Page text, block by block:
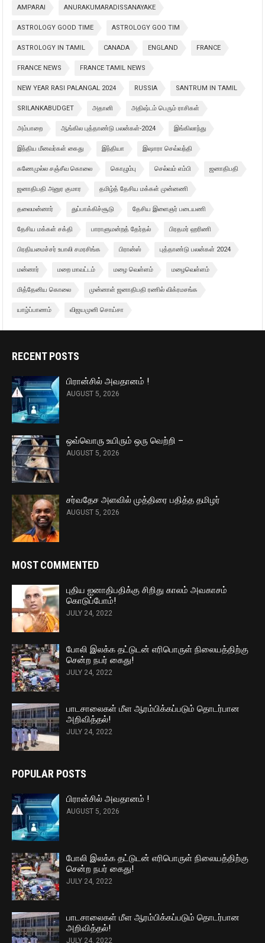
AMPARAI ANURAKUMARADISSANAYAKE
ASTROLOGY GOOD TIME ASTROLOGY GOO TIM
ASTROLOGY IN TAMIL CANADA ENGLAND FRANCE
FRANCE NEWS FRANCE TAMIL NEWS
NEW YEAR RASI PALANGAL 2024 RUSSIA SANTRUM IN TAMIL
SRILANKABUDGET அதானி அதிஷ்டம் பெரும் ராசிகள்
அம்பாறை ஆங்கில புத்தாண்டு பலன்கள்-2024 இங்கிலாந்து
இந்திய மீனவர்கள் கைது இந்தியா இஷாரா செவ்வந்தி
கணேமுல்ல சஞ்சீவ கொலை கொழும்பு செல்வம் எம்பி ஜனாதிபதி
ஜனாதிபதி அனுர குமார தமிழ்த் தேசிய மக்கள் முன்னணி
தலைமன்னார் துப்பாக்கிச்சூடு தேசிய இளைஞர் படையணி
தேசிய மக்கள் சக்தி பாராளுமன்றத் தேர்தல் பிரதமர் ஹரிணி
பிரதியமைச்சர் உபாலி சமரசிங்க பிரான்ஸ் புத்தாண்டு பலன்கள் 2024
மன்னார் மறை மாவட்டம் மழை வெள்ளம் மழைவெள்ளம்
மித்தேனிய கொலை முன்னாள் ஜனாதிபதி ரணில் விக்ரமசங்க
யாழ்ப்பாணம் விஜயமுனி சொய்சா
RECENT POSTS
பிரான்சில் அவதானம் !
AUGUST 5, 2026
ஒவ்வொரு உயிரும் ஒரு வெற்றி –
AUGUST 5, 2026
சர்வதேச அளவில் முத்திரை பதித்த தமிழர்
AUGUST 5, 2026
MOST COMMENTED
புதிய ஐனாதிபதிக்கு சிறிது காலம் அவகாசம்
கொடுப்போம்!
JULY 24, 2022
போலி இலக்க தட்டுடன் எரிபொருள் நிலையத்திற்கு
சென்ற நபர் கைது!
JULY 24, 2022
பாடசாலைகள் மீள ஆரம்பிக்கப்படும் தொடர்பான
அறிவித்தல்!
JULY 24, 2022
POPULAR POSTS
பிரான்சில் அவதானம் !
AUGUST 5, 2026
போலி இலக்க தட்டுடன் எரிபொருள் நிலையத்திற்கு
சென்ற நபர் கைது!
JULY 24, 2022
பாடசாலைகள் மீள ஆரம்பிக்கப்படும் தொடர்பான
அறிவித்தல்!
JULY 24, 2022